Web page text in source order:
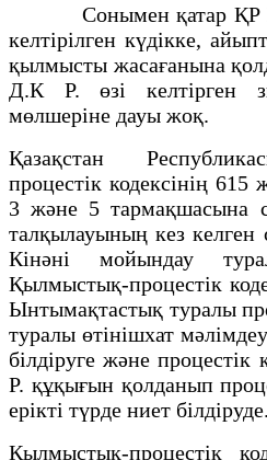
Сонымен қатар ҚР
келтірілген күдікке,
қылмысты жасағанына
Д.К Р. өзі келтірген
мөлшеріне дауы жоқ.
Қазақстан
процестік кодексiнің 615
3 және 5 тармақшасына
талқылауының кез
Кінәні мойындау
Қылмыстық-процестік
Ынтымақтастық туралы
туралы өтінішхат
білдіруге және
Р. құқығын қолданып
ерікті түрде ниет білдіруде.
Қылмыстық-процестік